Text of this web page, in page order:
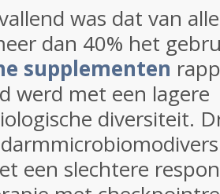
was dat van
dan 40% het
supplementen
werd met een lagere
diversiteit.
een slechtere